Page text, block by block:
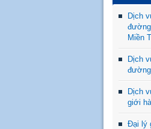
Dịch
Miền
Dịch
Dịch
giới
Đại lý